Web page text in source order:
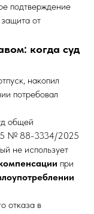
подтверждение
от
когда суд
накопил
потребовал
общей
№ 88-3334/2025
не использует
при
отказа в